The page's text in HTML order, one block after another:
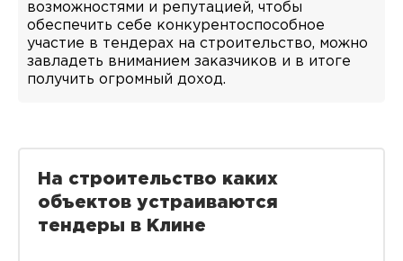
возможностями и репутацией, чтобы
обеспечить себе конкурентоспособное
участие в тендерах на строительство, можно
завладеть вниманием заказчиков и в итоге
получить огромный доход.
На строительство каких
объектов устраиваются
тендеры в Клине